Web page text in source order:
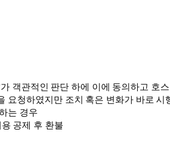
가 객관적인 판단 하에 이에 동의하고 호
요청하였지만 조치 혹은 변화가 바로 시
는 경우
용 공제 후 환불